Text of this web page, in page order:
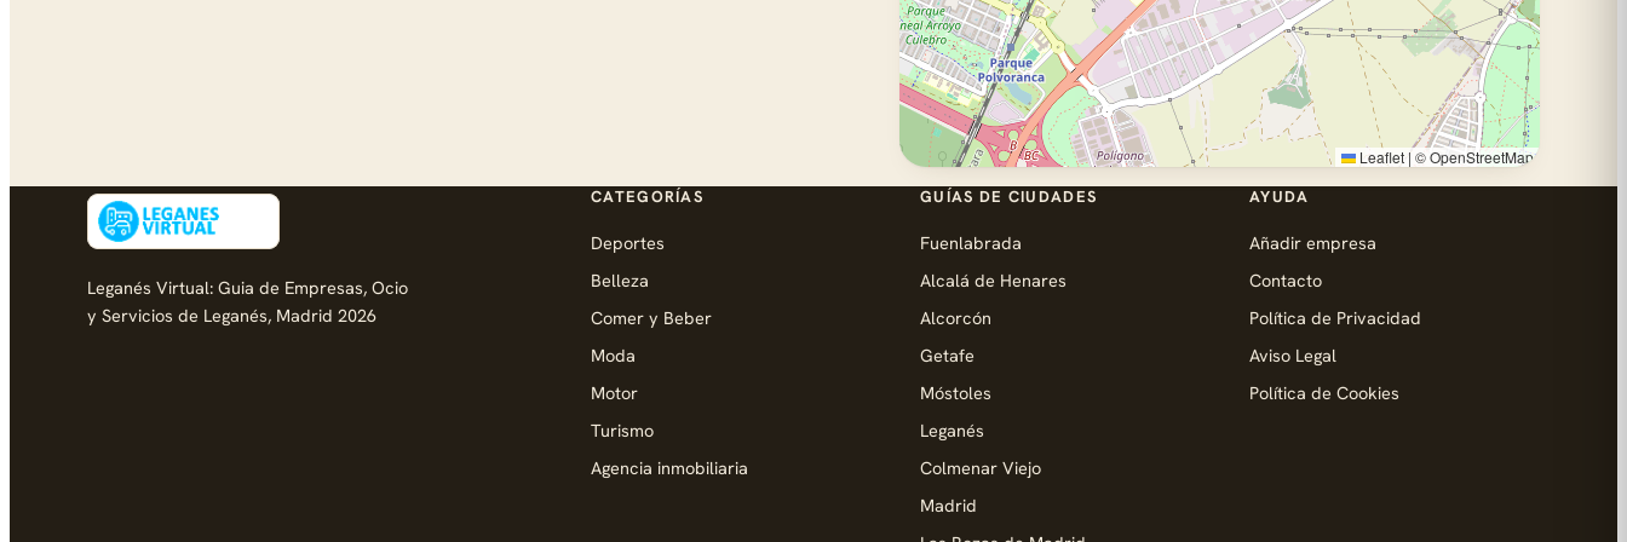
Leaflet | ©OpenStreetMap
Leganés Virtual: Guia de Empresas, Ocio
y Servicios de Leganés, Madrid 2026
CATEGORÍAS
Deportes
Belleza
Comer y Beber
Moda
Motor
Turismo
Agencia inmobiliaria
GUÍAS DE CIUDADES
Fuenlabrada
Alcalá de Henares
Alcorcón
Getafe
Móstoles
Leganés
Colmenar Viejo
Madrid
AYUDA
Añadir empresa
Contacto
Política de Privacidad
Aviso Legal
Política de Cookies